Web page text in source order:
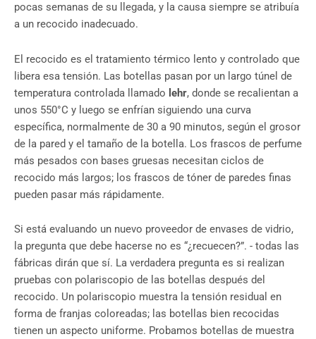
pocas semanas de su llegada, y la causa siempre se atribuía
a un recocido inadecuado.
El recocido es el tratamiento térmico lento y controlado que
libera esa tensión. Las botellas pasan por un largo túnel de
temperatura controlada llamado lehr, donde se recalientan a
unos 550°C y luego se enfrían siguiendo una curva
específica, normalmente de 30 a 90 minutos, según el grosor
de la pared y el tamaño de la botella. Los frascos de perfume
más pesados con bases gruesas necesitan ciclos de
recocido más largos; los frascos de tóner de paredes finas
pueden pasar más rápidamente.
Si está evaluando un nuevo proveedor de envases de vidrio,
la pregunta que debe hacerse no es “¿recuecen?”. - todas las
fábricas dirán que sí. La verdadera pregunta es si realizan
pruebas con polariscopio de las botellas después del
recocido. Un polariscopio muestra la tensión residual en
forma de franjas coloreadas; las botellas bien recocidas
tienen un aspecto uniforme. Probamos botellas de muestra